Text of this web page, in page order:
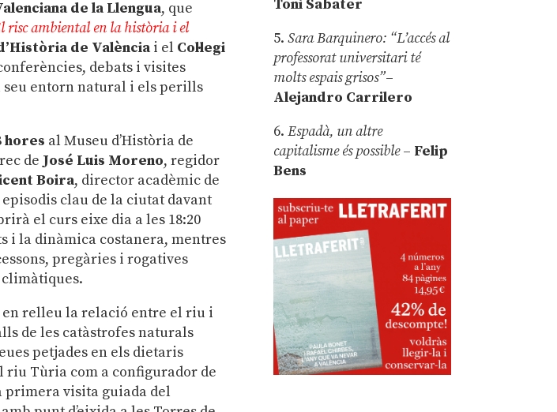
de la Llengua, que
risc ambiental en la història i el
de València i el Col·legi
debats i visites
seu entorn natural i els perills
hores al Museu d’Història de
de José Luis Moreno, regidor
Boira, director acadèmic de
clau de la ciutat davant
el curs eixe dia a les 18:20
i la dinàmica costanera, mentres
pregàries i rogatives
en relleu la relació entre el riu i
de les catàstrofes naturals
petjades en els dietaris
Tùria com a configurador de
primera visita guiada del
Toni Sabater
5.Sara Barquinero: “L’accés al
professorat universitari té
molts espais grisos”–
Alejandro Carrilero
6.Espadà, un altre
capitalisme és possible – Felip
Bens